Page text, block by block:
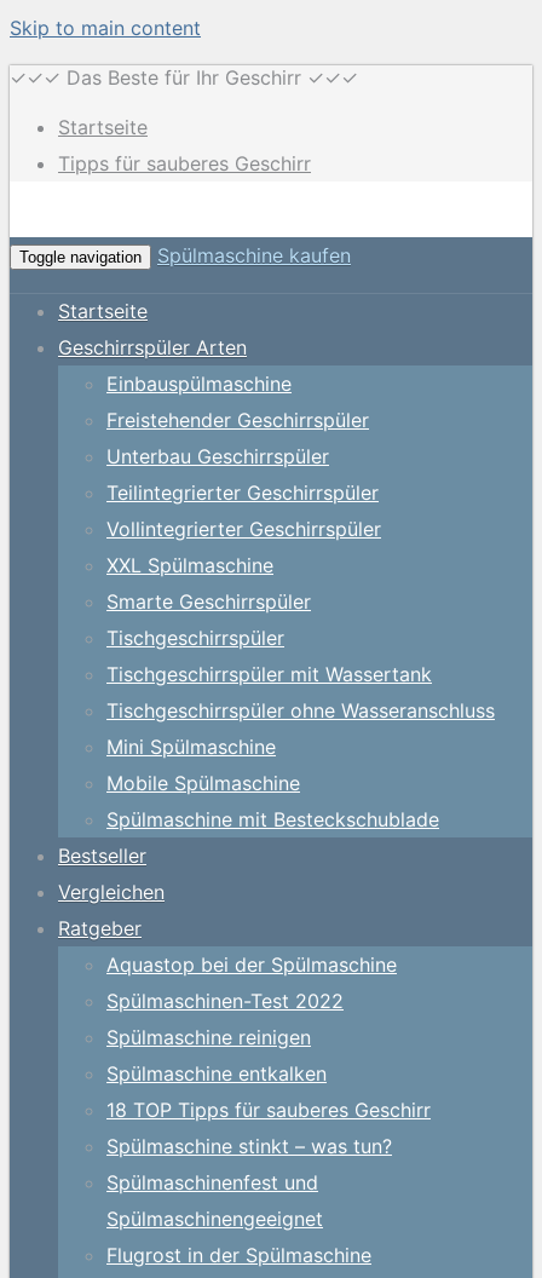
Skip to main content
✓✓✓ Das Beste für Ihr Geschirr ✓✓✓
Startseite
Tipps für sauberes Geschirr
Toggle navigation Spülmaschine kaufen
Startseite
Geschirrspüler Arten
Einbauspülmaschine
Freistehender Geschirrspüler
Unterbau Geschirrspüler
Teilintegrierter Geschirrspüler
Vollintegrierter Geschirrspüler
XXL Spülmaschine
Smarte Geschirrspüler
Tischgeschirrspüler
Tischgeschirrspüler mit Wassertank
Tischgeschirrspüler ohne Wasseranschluss
Mini Spülmaschine
Mobile Spülmaschine
Spülmaschine mit Besteckschublade
Bestseller
Vergleichen
Ratgeber
Aquastop bei der Spülmaschine
Spülmaschinen-Test 2022
Spülmaschine reinigen
Spülmaschine entkalken
18 TOP Tipps für sauberes Geschirr
Spülmaschine stinkt – was tun?
Spülmaschinenfest und
Spülmaschinengeeignet
Flugrost in der Spülmaschine